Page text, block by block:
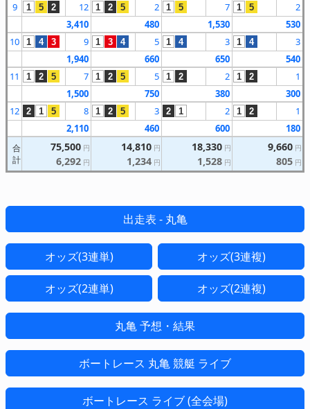
9
1 5 2 12 1 2 5 2 1 5 7 1 5
2
3,410
480 1,530
530
10
1 4 3 9 1 3 4 5 1 4 3 1 4
3
1,940
660 650
540
11
1 2 5 7 1 2 5 5 1 2 2 1 2
1
1,500
750 380
300
12
2 1 5 8 1 2 5 3 2 1 2 1 2
1
2,110
460 600 180
合
計
75,500 円
6,292 円
14,810 円
1,234 円
18,330 円
1,528 円
9,660 円
805 円
出走表 - 丸亀
オッズ(3連単) オッズ(3連複)
オッズ(2連単) オッズ(2連複)
丸亀 予想・結果
ボートレース 丸亀 競艇 ライブ
ボートレース ライブ (全会場)